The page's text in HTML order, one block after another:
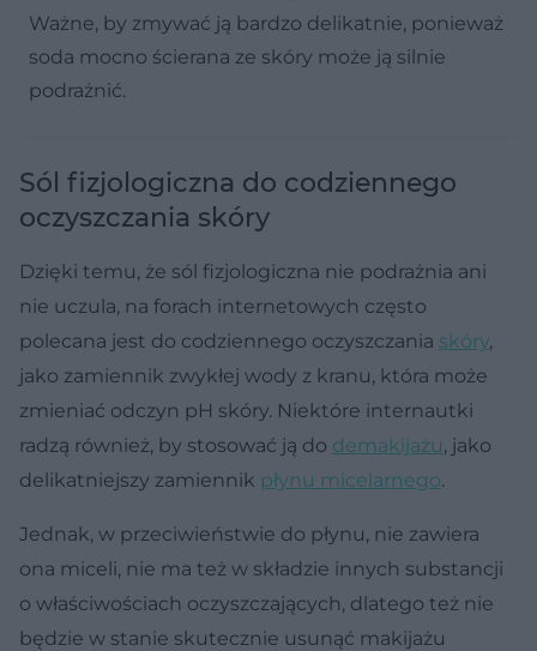
Ważne, by zmywać ją bardzo delikatnie, ponieważ
soda mocno ścierana ze skóry może ją silnie
podrażnić.
Sól fizjologiczna do codziennego
oczyszczania skóry
Dzięki temu, że sól fizjologiczna nie podrażnia ani
nie uczula, na forach internetowych często
polecana jest do codziennego oczyszczania skóry,
jako zamiennik zwykłej wody z kranu, która może
zmieniać odczyn pH skóry. Niektóre internautki
radzą również, by stosować ją do demakijażu, jako
delikatniejszy zamiennik płynu micelarnego.
Jednak, w przeciwieństwie do płynu, nie zawiera
ona miceli, nie ma też w składzie innych substancji
o właściwościach oczyszczających, dlatego też nie
będzie w stanie skutecznie usunąć makijażu